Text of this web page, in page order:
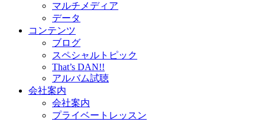
マルチメディア
データ
コンテンツ
ブログ
スペシャルトピック
That’s DAN!!
アルバム試聴
会社案内
会社案内
プライベートレッスン